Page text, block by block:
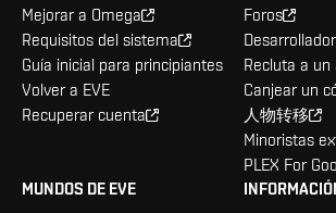
Mejorar a Omega
Requisitos del sistema
Guía inicial para principiantes
Volver a EVE
Recuperar cuenta
Foros
Recluta a un
Canjear un
人物转移
Minoristas
PLEX For
MUNDOS DE EVE